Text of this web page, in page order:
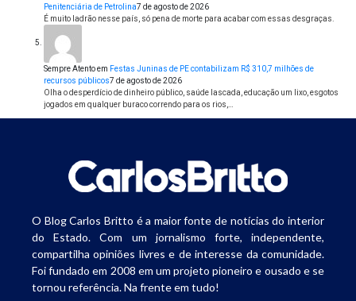
Penitenciária de Petrolina7 de agosto de 2026
É muito ladrão nesse país, só pena de morte para acabar com essas desgraças.
Sempre Atentoem Festas Juninas de PE contabilizam R$ 310,7 milhões de
recursos públicos7 de agosto de 2026
Olha o desperdício de dinheiro público, saúde lascada, educação um lixo, esgotos
jogados em qualquer buraco correndo para os rios,…
O Blog Carlos Britto é a maior fonte de notícias do interior
do Estado. Com um jornalismo forte, independente,
compartilha opiniões livres e de interesse da comunidade.
Foi fundado em 2008 em um projeto pioneiro e ousado e se
tornou referência. Na frente em tudo!